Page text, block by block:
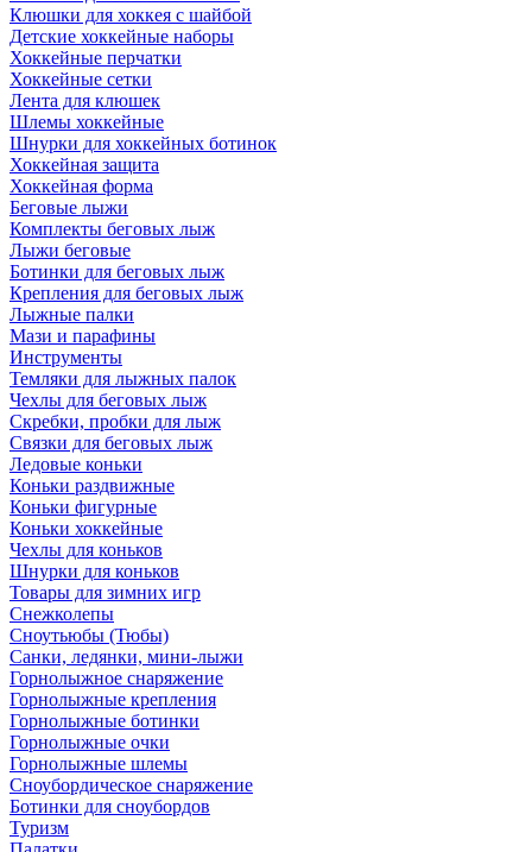
Клюшки для хоккея с шайбой
Детские хоккейные наборы
Хоккейные перчатки
Хоккейные сетки
Лента для клюшек
Шлемы хоккейные
Шнурки для хоккейных ботинок
Хоккейная защита
Хоккейная форма
Беговые лыжи
Комплекты беговых лыж
Лыжи беговые
Ботинки для беговых лыж
Крепления для беговых лыж
Лыжные палки
Мази и парафины
Инструменты
Темляки для лыжных палок
Чехлы для беговых лыж
Скребки, пробки для лыж
Связки для беговых лыж
Ледовые коньки
Коньки раздвижные
Коньки фигурные
Коньки хоккейные
Чехлы для коньков
Шнурки для коньков
Товары для зимних игр
Снежколепы
Сноутьюбы (Тюбы)
Санки, ледянки, мини-лыжи
Горнолыжное снаряжение
Горнолыжные крепления
Горнолыжные ботинки
Горнолыжные очки
Горнолыжные шлемы
Сноубордическое снаряжение
Ботинки для сноубордов
Туризм